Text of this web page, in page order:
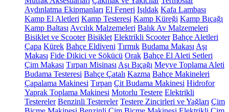
Aydınlatma Ekipmanları El Feneri Işıldak Kafa Lambası
Kamp El Aletleri Kamp Testeresi Kamp Küreği Kamp Bıçağı
Kamp Baltası Avcılık Malzemeleri Balık Av Malzemeleri
Bisiklet ve Scooter Bisiklet Elektrikli Scooter Bahçe Aletleri
Çapa Kürek Bahçe Eldiveni Tırmık Budama Makası Aşı
Makası Fide Dikici ve Sökücü Orak Bahçe El Aleti Setleri
Çim Makası Tırpan Misinası Aşı Bıçağı Meyve Toplama Aleti
Budama Testeresi Bahçe Çatalı Kazma Bahçe Makineleri
Çapalama Makinesi Tırpan Çit Budama Makinesi Hidrofor
Yaprak Toplama Makinesi Motorlu Testere Elektrikli
Testereler Benzinli Testereler Testere Zincirleri ve Yağları Çim